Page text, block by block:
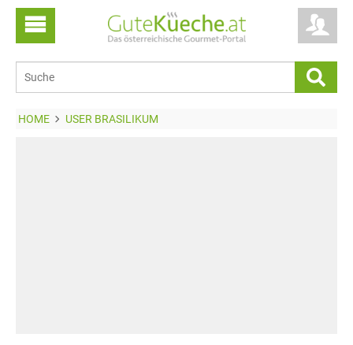
HOME USER BRASILIKUM